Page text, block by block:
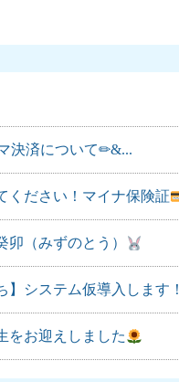
決済について✏&...
ください！マイナ保険証
卯（みずのとう）
】システム仮導入します！
をお迎えしました